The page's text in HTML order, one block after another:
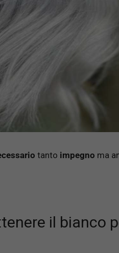
tanto impegno ma
il bianco